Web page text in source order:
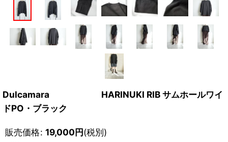
Dulcamara HARINUKI RIB サムホールワイ
ドPO・ブラック
販売価格: 19,000円(税別)